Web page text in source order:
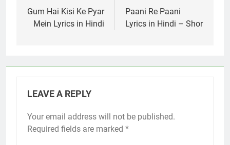
navigation
Gum Hai Kisi Ke Pyar
Mein Lyrics in Hindi
Paani Re Paani
Lyrics in Hindi – Shor
LEAVE A REPLY
Your email address will not be published.
Required fields are marked *